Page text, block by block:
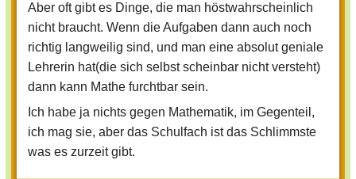
arbeitsstunden und dergleichen.
Aber oft gibt es Dinge, die man höstwahrscheinlich
nicht braucht. Wenn die Aufgaben dann auch noch
richtig langweilig sind, und man eine absolut geniale
Lehrerin hat(die sich selbst scheinbar nicht versteht)
dann kann Mathe furchtbar sein.
Ich habe ja nichts gegen Mathematik, im Gegenteil,
ich mag sie, aber das Schulfach ist das Schlimmste
was es zurzeit gibt.